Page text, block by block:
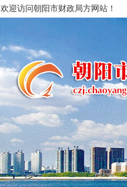
欢迎访问朝阳市财政局方网站！